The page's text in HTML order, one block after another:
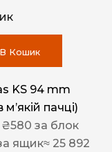
В Кошик
KS 94 mm
мʼякій пачці)
₴580 за блок
ящик≈ 25 892